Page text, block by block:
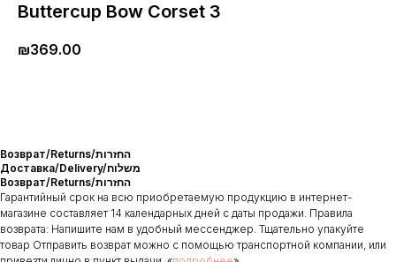
Buttercup Bow Corset 3
₪369.00
Возврат/Returns/החזרות
Доставка/Delivery/משלוח
Возврат/Returns/החזרות
Гарантийный срок на всю приобретаемую продукцию в интернет-
магазине составляет 14 календарных дней с даты продажи. Правила
возврата: Напишите нам в удобный мессенджер. Тщательно упакуйте
товар Отправить возврат можно с помощью транспортной компании, или